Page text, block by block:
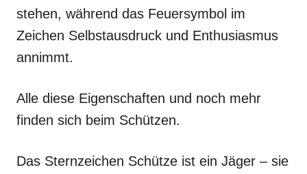
stehen, während das Feuersymbol im
Zeichen Selbstausdruck und Enthusiasmus
annimmt.
Alle diese Eigenschaften und noch mehr
finden sich beim Schützen.
Das Sternzeichen Schütze ist ein Jäger – sie